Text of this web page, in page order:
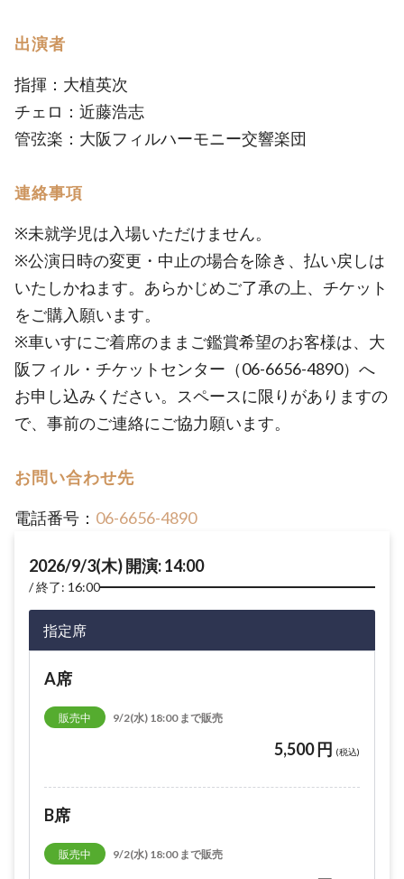
出演者
指揮：大植英次
チェロ：近藤浩志
管弦楽：大阪フィルハーモニー交響楽団
連絡事項
※未就学児は入場いただけません。
※公演日時の変更・中止の場合を除き、払い戻しは
いたしかねます。あらかじめご了承の上、チケット
をご購入願います。
※車いすにご着席のままご鑑賞希望のお客様は、大
阪フィル・チケットセンター（06-6656-4890）へ
お申し込みください。スペースに限りがありますの
で、事前のご連絡にご協力願います。
お問い合わせ先
電話番号： 06-6656-4890
2026/9/3(木) 開演: 14:00
終了: 16:00
指定席
A席
販売中 9/2(水) 18:00 まで販売
5,500 円 (税込)
B席
販売中 9/2(水) 18:00 まで販売